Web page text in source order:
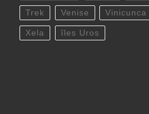
Trek Venise Vinicunca
Xela îles Uros